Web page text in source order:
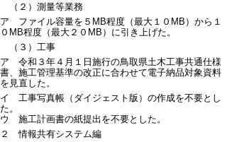
（２）測量等業務
ア ファイル容量を５MB程度（最大１０MB）から１
０MB程度（最大２０MB）に引き上げた。
（３）工事
ア 令和３年４月１日施行の鳥取県土木工事共通仕様
書、施工管理基準の改正に合わせて電子納品対象資料
を見直した。
イ 工事写真帳（ダイジェスト版）の作成を不要とし
た。
ウ 施工計画書の紙提出を不要とした。
２ 情報共有システム編